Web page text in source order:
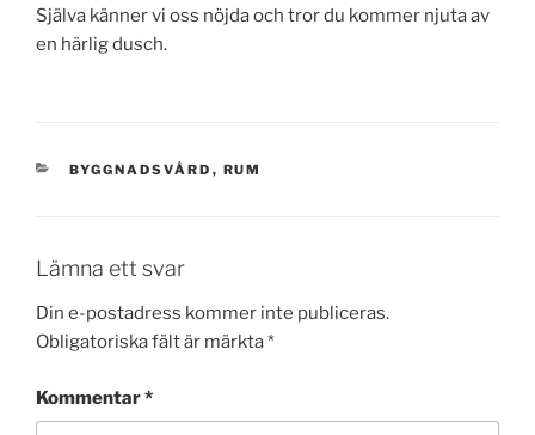
Själva känner vi oss nöjda och tror du kommer njuta av
en härlig dusch.
KATEGORIER
BYGGNADSVÅRD , RUM
Lämna ett svar
Din e-postadress kommer inte publiceras.
Obligatoriska fält är märkta*
Kommentar*